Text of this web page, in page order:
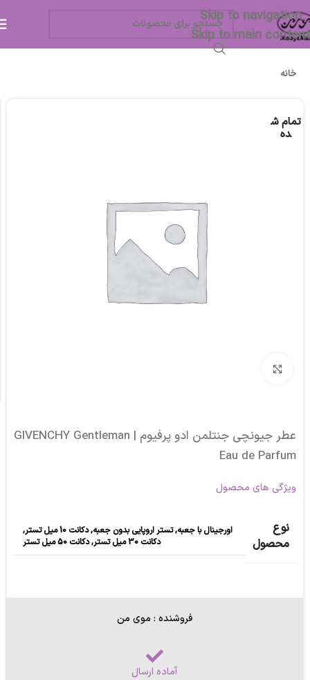
Skip to navigation
Skip to main content
خانه
تمام ش
ده
عطر جیونچی جنتلمن ادو پرفیوم | GIVENCHY Gentleman
Eau de Parfum
ویژگی های محصول
نوع
محصول
اورجینال با جعبه,تستر اروپایی بدون جعبه,دکانت 10 میل تستر
,
دکانت 30 میل تستر
,دکانت 50 میل تستر
فروشنده : موی من
آماده ارسال